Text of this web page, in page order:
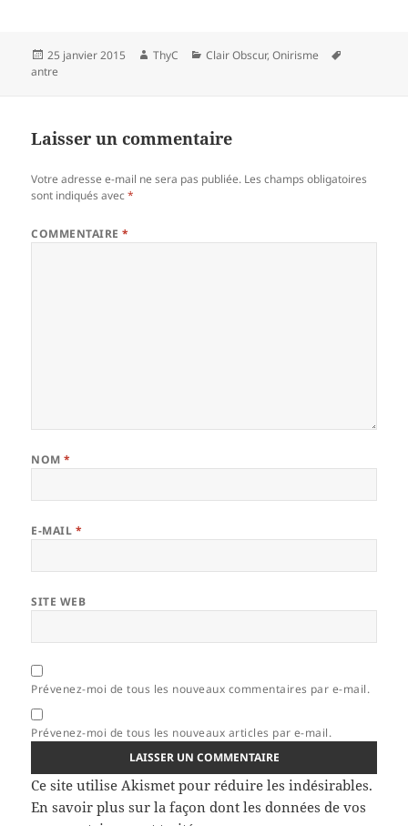
Publié
le
25 janvier 2015 Auteur
ThyC Catégories
Clair Obscur,Onirisme
antre
Laisser un commentaire
Votre adresse e-mail ne sera pas publiée. Les champs obligatoires
sont indiqués avec*
COMMENTAIRE*
NOM*
E-MAIL *
SITE WEB
Prévenez-moi de tous les nouveaux commentaires par e-mail.
Prévenez-moi de tous les nouveaux articles par e-mail.
Ce site utilise Akismet pour réduire les indésirables.
En savoir plus sur la façon dont les données de vos